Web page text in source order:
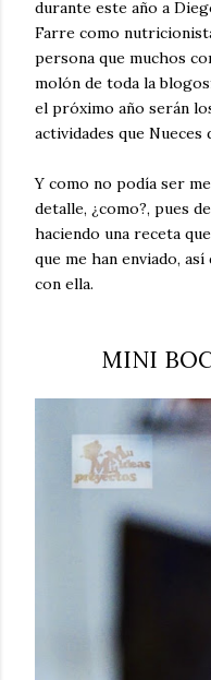
durante este año a
Farre como
persona que muchos
molón de toda la
el próximo año serán
actividades que
Y como no podía ser
detalle, ¿como?, pues
haciendo una receta
que me han enviado,
con ella.
MINI